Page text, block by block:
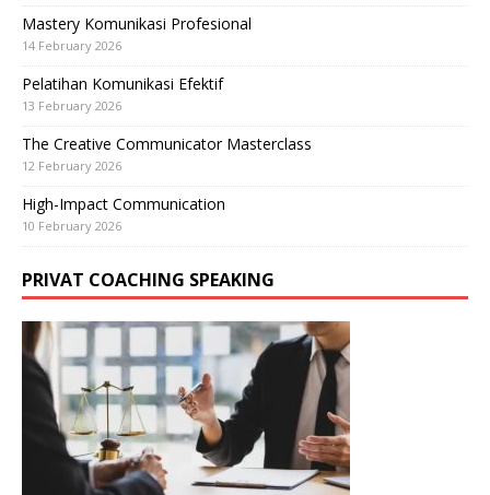
Mastery Komunikasi Profesional
14 February 2026
Pelatihan Komunikasi Efektif
13 February 2026
The Creative Communicator Masterclass
12 February 2026
High-Impact Communication
10 February 2026
PRIVAT COACHING SPEAKING